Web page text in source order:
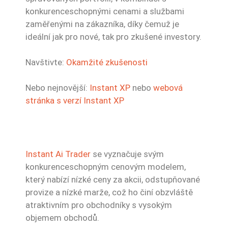
konkurenceschopnými cenami a službami
zaměřenými na zákazníka, díky čemuž je
ideální jak pro nové, tak pro zkušené investory.
Navštivte: Okamžité zkušenosti
Nebo nejnovější: Instant XP nebo webová
stránka s verzí Instant XP
Instant Ai Trader se vyznačuje svým
konkurenceschopným cenovým modelem,
který nabízí nízké ceny za akcii, odstupňované
provize a nízké marže, což ho činí obzvláště
atraktivním pro obchodníky s vysokým
objemem obchodů.